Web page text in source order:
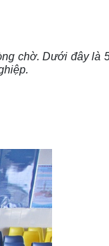
chờ. Dưới đây là